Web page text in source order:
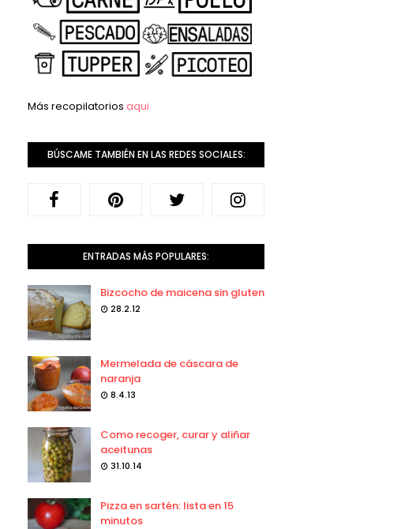
Más recopilatorios aqui
BÚSCAME TAMBIÉN EN LAS REDES SOCIALES:
ENTRADAS MÁS POPULARES:
Bizcocho de maicena sin gluten
28.2.12
Mermelada de cáscara de
naranja
8.4.13
Como recoger, curar y aliñar
aceitunas
31.10.14
Pizza en sartén: lista en 15
minutos